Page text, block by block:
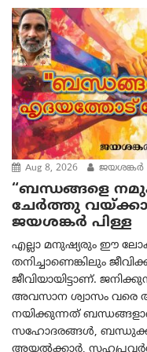
Aug 8, 2026 ജയശങ്കര്‍
“ബന്ധങ്ങളെ
ചേർത്തു
ജയശങ്കര്‍ പിള്ള
എല്ലാ മനുഷ്യരും ഈ
തനിച്ചാണെങ്കിലും
ജീവിയായിട്ടാണ്.
അവസാന ശ്വാസം വരെ
നയിക്കുന്നത്
സഹോദരങ്ങൾ,
അയൽക്കാർ,